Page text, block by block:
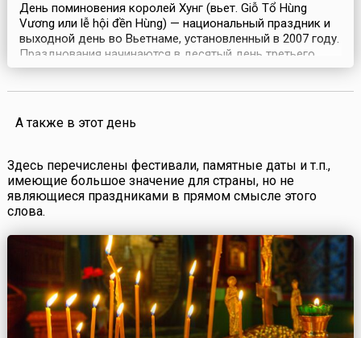
День поминовения королей Хунг (вьет. Giỗ Tổ Hùng
Vương или lễ hội đền Hùng) — национальный праздник и
выходной день во Вьетнаме, установленный в 2007 году.
Празднования начинаются в десятый день третьего
лунного месяца и продолжаются в течение всей недели.
Футхо. Короли Хунг во Вьетнаме считаются осно...
А также в этот день
Здесь перечислены фестивали, памятные даты и т.п.,
имеющие большое значение для страны, но не
являющиеся праздниками в прямом смысле этого
слова.